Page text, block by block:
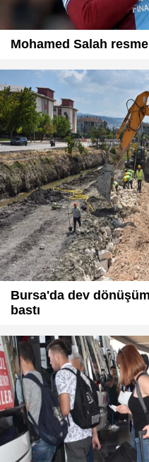
Mohamed Salah
Bursa'da dev
bastı